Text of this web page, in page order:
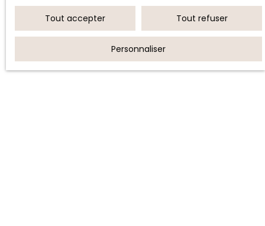
Tout accepter Tout refuser
Personnaliser